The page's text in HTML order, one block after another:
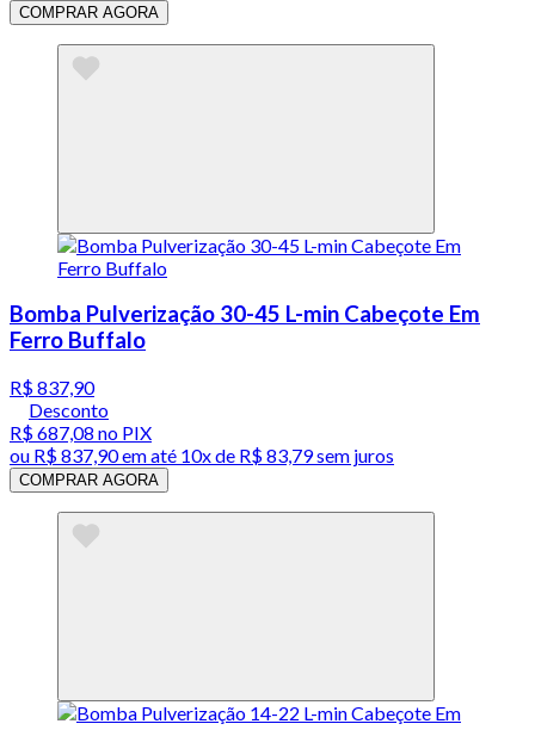
COMPRAR AGORA
Bomba Pulverização 30-45 L-min Cabeçote Em
Ferro Buffalo
R$ 837,90
Desconto
R$ 687,08 no PIX
ou R$ 837,90em até 10x de R$ 83,79 sem juros
COMPRAR AGORA